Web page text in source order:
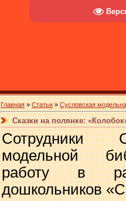
Главная » Статьи » Сусловская
Сказки на полянке:
Сотрудники
модельной
работу в
дошкольников